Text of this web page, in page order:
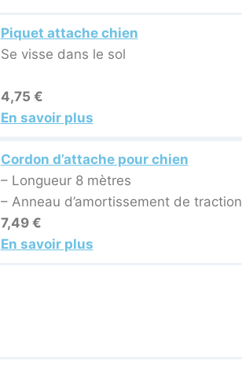
Piquet attache chien
Se visse dans le sol
4,75 €
En savoir plus
Cordon d’attache pour chien
– Longueur 8 mètres
– Anneau d’amortissement de traction
7,49 €
En savoir plus